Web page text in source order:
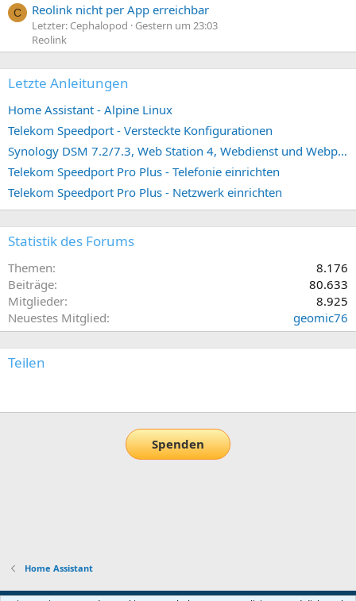
C Reolink nicht per App erreichbar
Letzter: Cephalopod
Gestern um 23:03
Reolink
Letzte Anleitungen
Home Assistant - Alpine Linux
Telekom Speedport - Versteckte Konfigurationen
Synology DSM 7.2/7.3, Web Station 4, Webdienst und Webportal erstellen (ehemals vHost)
Telekom Speedport Pro Plus - Telefonie einrichten
Telekom Speedport Pro Plus - Netzwerk einrichten
Statistik des Forums
Themen
8.176
Beiträge
80.633
Mitglieder
8.925
Neuestes Mitglied
geomic76
Teilen
Spenden
Home Assistant